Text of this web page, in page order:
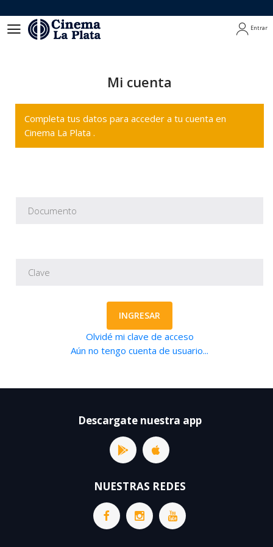
Entrar
Mi cuenta
Completa tus datos para acceder a tu cuenta en
Cinema La Plata .
INGRESAR
Olvidé mi clave de acceso
Aún no tengo cuenta de usuario...
Descargate nuestra app
NUESTRAS REDES